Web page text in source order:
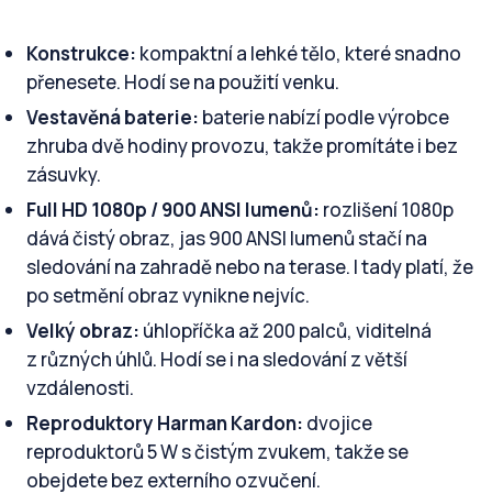
Konstrukce: kompaktní a lehké tělo, které snadno
přenesete. Hodí se na použití venku.
Vestavěná baterie: baterie nabízí podle výrobce
zhruba dvě hodiny provozu, takže promítáte i bez
zásuvky.
Full HD 1080p / 900 ANSI lumenů: rozlišení 1080p
dává čistý obraz, jas 900 ANSI lumenů stačí na
sledování na zahradě nebo na terase. I tady platí, že
po setmění obraz vynikne nejvíc.
Velký obraz: úhlopříčka až 200 palců, viditelná
z různých úhlů. Hodí se i na sledování z větší
vzdálenosti.
Reproduktory Harman Kardon: dvojice
reproduktorů 5 W s čistým zvukem, takže se
obejdete bez externího ozvučení.